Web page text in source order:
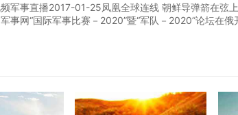
军事直播2017-01-25凤凰全球连线 朝鲜导弹箭在弦
事网“国际军事比赛－2020”暨“军队－2020”论坛在俄